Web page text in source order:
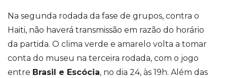
Na segunda rodada da fase de grupos, contra o
Haiti, não haverá transmissão em razão do horário
da partida. O clima verde e amarelo volta a tomar
conta do museu na terceira rodada, com o jogo
entre Brasil e Escócia, no dia 24, às 19h. Além das